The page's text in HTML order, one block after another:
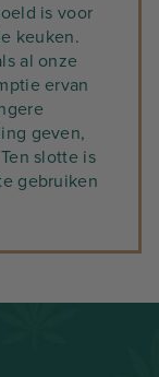
is voor
keuken.
al onze
ervan
geven,
slotte is
gebruiken